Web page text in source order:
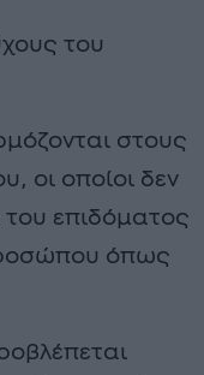
του
στους
οι οποίοι δεν
επιδόματος
όπως